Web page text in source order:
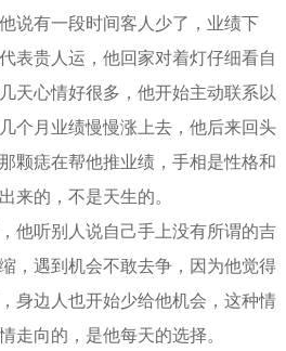
说有一段时间客人少了，业绩下
表贵人运，他回家对着灯仔细看自
天心情好很多，他开始主动联系以
个月业绩慢慢涨上去，他后来回头
颗痣在帮他推业绩，手相是性格和
来的，不是天生的。
他听别人说自己手上没有所谓的吉
，遇到机会不敢去争，因为他觉得
身边人也开始少给他机会，这种情
走向的，是他每天的选择。